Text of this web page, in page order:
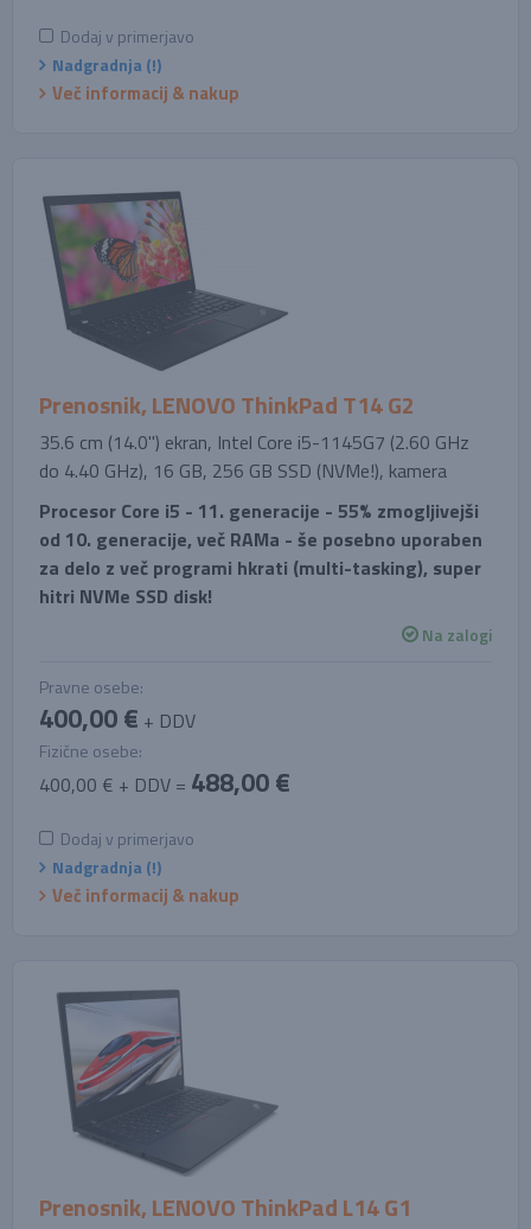
Dodaj v primerjavo
Nadgradnja (!)
Več informacij & nakup
Prenosnik, LENOVO ThinkPad T14 G2
35.6 cm (14.0'') ekran, Intel Core i5-1145G7 (2.60 GHz
do 4.40 GHz), 16 GB, 256 GB SSD (NVMe!), kamera
Procesor Core i5 - 11. generacije - 55% zmogljivejši
od 10. generacije, več RAMa - še posebno uporaben
za delo z več programi hkrati (multi-tasking), super
hitri NVMe SSD disk!
Na zalogi
Pravne osebe:
400,00 € + DDV
Fizične osebe:
400,00 € + DDV = 488,00 €
Dodaj v primerjavo
Nadgradnja (!)
Več informacij & nakup
Prenosnik, LENOVO ThinkPad L14 G1